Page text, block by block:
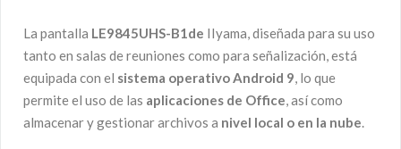
La pantalla LE9845UHS-B1de IIyama, diseñada para su uso
tanto en salas de reuniones como para señalización, está
equipada con el sistema operativo Android 9, lo que
permite el uso de las aplicaciones de Office, así como
almacenar y gestionar archivos a nivel local o en la nube.